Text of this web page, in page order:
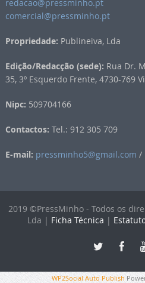
redacao@pressminho.pt
comercial@pressminho.pt
Propriedade: Publineiva, Lda
Edição/Redacção (sede): Rua Dr.
35, 3º Esquerdo Frente, 4730-769
Nipc: 509704166
Contactos: Tel.: 912 305 709
E-mail: pressminho5@gmail.com /
2019 ©PressMinho - Todos os
Lda | Ficha Técnica |
WP2Social Auto Publish